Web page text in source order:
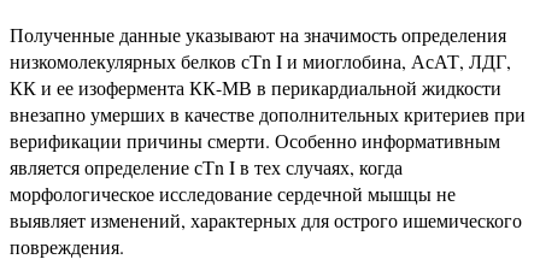
Полученные данные указывают на значимость определения
низкомолекулярных белков сТn I и миоглобина, АсАТ, ЛДГ,
КК и ее изофермента КК-МВ в перикардиальной жидкости
внезапно умерших в качестве дополнительных критериев при
верификации причины смерти. Особенно информативным
является определение сТn I в тех случаях, когда
морфологическое исследование сердечной мышцы не
выявляет изменений, характерных для острого ишемического
повреждения.